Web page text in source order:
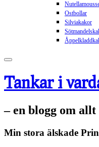
Ostbollar
Silviakakor
Tankar i
– en blogg om
Min stora älskade